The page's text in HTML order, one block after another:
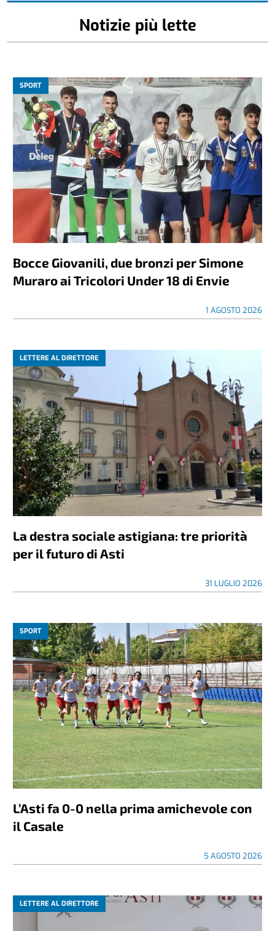
Notizie più lette
SPORT
Bocce Giovanili, due bronzi per Simone
Muraro ai Tricolori Under 18 di Envie
1 AGOSTO 2026
LETTERE AL DIRETTORE
La destra sociale astigiana: tre priorità
per il futuro di Asti
31 LUGLIO 2026
SPORT
L’Asti fa 0-0 nella prima amichevole con
il Casale
5 AGOSTO 2026
LETTERE AL DIRETTORE